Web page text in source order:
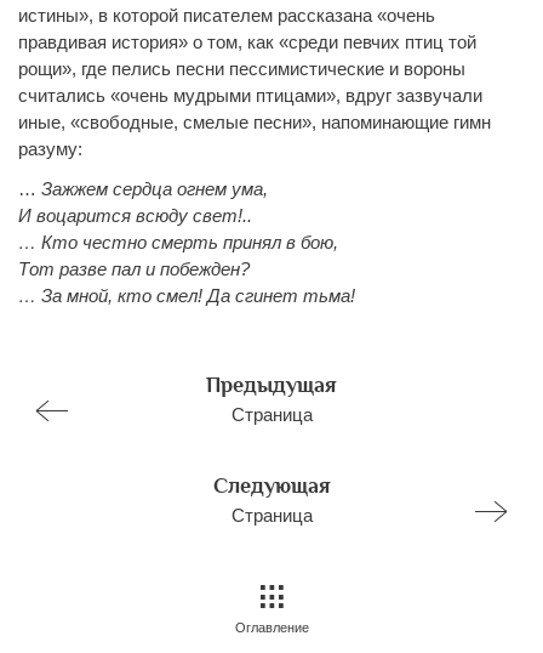
истины», в которой писателем рассказана «очень
правдивая история» о том, как «среди певчих птиц той
рощи», где пелись песни пессимистические и вороны
считались «очень мудрыми птицами», вдруг зазвучали
иные, «свободные, смелые песни», напоминающие гимн
разуму:
… Зажжем сердца огнем ума,
И воцарится всюду свет!..
… Кто честно смерть принял в бою,
Тот разве пал и побежден?
… За мной, кто смел! Да сгинет тьма!
Предыдущая
Страница
Следующая
Страница
Оглавление